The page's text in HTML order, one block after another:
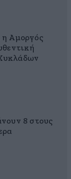
η Αμοργός
8 στους